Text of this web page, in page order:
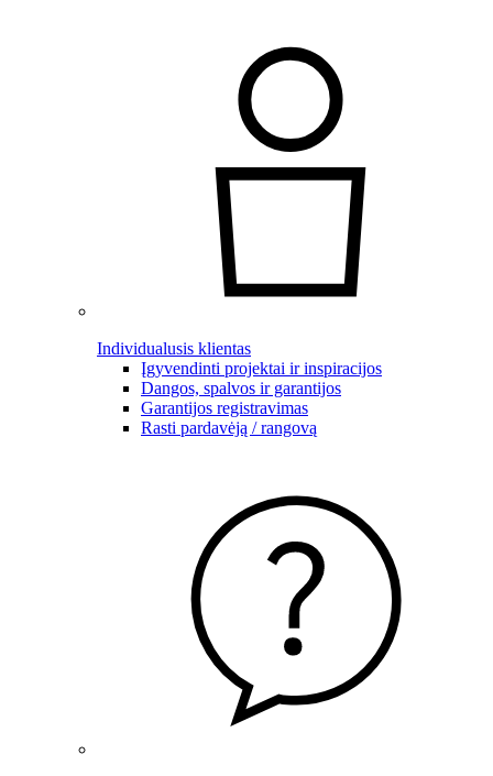
Individualusis klientas
Įgyvendinti projektai ir inspiracijos
Dangos, spalvos ir garantijos
Garantijos registravimas
Rasti pardavėją / rangovą